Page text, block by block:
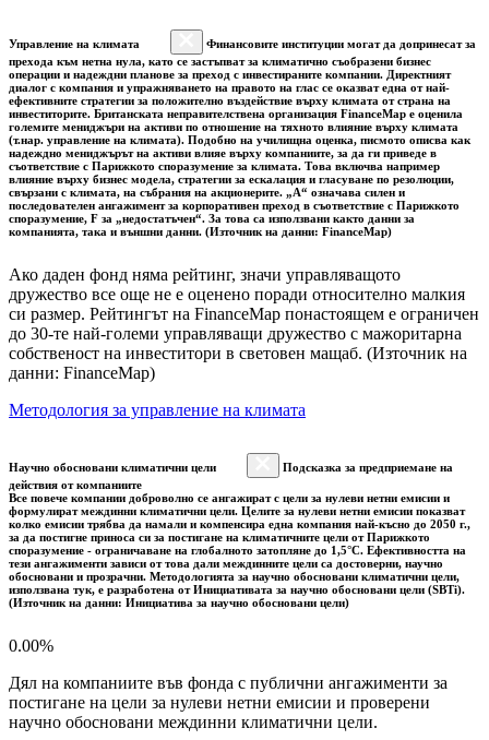
Управление на климата
Финансовите институции могат да допринесат за
прехода към нетна нула, като се застъпват за климатично съобразени бизнес
операции и надеждни планове за преход с инвестираните компании. Директният
диалог с компания и упражняването на правото на глас се оказват една от най-
ефективните стратегии за положително въздействие върху климата от страна на
инвеститорите. Британската неправителствена организация FinanceMap е оценила
големите мениджъри на активи по отношение на тяхното влияние върху климата
(т.нар. управление на климата). Подобно на училищна оценка, писмото описва как
надеждно мениджърът на активи влияе върху компаниите, за да ги приведе в
съответствие с Парижкото споразумение за климата. Това включва например
влияние върху бизнес модела, стратегии за ескалация и гласуване по резолюции,
свързани с климата, на събрания на акционерите. „A“ означава силен и
последователен ангажимент за корпоративен преход в съответствие с Парижкото
споразумение, F за „недостатъчен“. За това са използвани както данни за
компанията, така и външни данни. (Източник на данни: FinanceMap)
Ако даден фонд няма рейтинг, значи управляващото
дружество все още не е оценено поради относително малкия
си размер. Рейтингът на FinanceMap понастоящем е ограничен
до 30-те най-големи управляващи дружество с мажоритарна
собственост на инвеститори в световен мащаб. (Източник на
данни: FinanceMap)
Методология за управление на климата
Научно обосновани климатични цели
Подсказка за предприемане на
действия от компаниите
Все повече компании доброволно се ангажират с цели за нулеви нетни емисии и
формулират междинни климатични цели. Целите за нулеви нетни емисии показват
колко емисии трябва да намали и компенсира една компания най-късно до 2050 г.,
за да постигне приноса си за постигане на климатичните цели от Парижкото
споразумение - ограничаване на глобалното затопляне до 1,5°C. Ефективността на
тези ангажименти зависи от това дали междинните цели са достоверни, научно
обосновани и прозрачни. Методологията за научно обосновани климатични цели,
използвана тук, е разработена от Инициативата за научно обосновани цели (SBTi).
(Източник на данни: Инициатива за научно обосновани цели)
0.00%
Дял на компаниите във фонда с публични ангажименти за
постигане на цели за нулеви нетни емисии и проверени
научно обосновани междинни климатични цели.